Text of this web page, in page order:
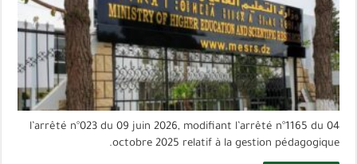
l’arrêté n°023 du 09 juin 2026, modifiant l’arrêté n°1165 du 04
octobre 2025 relatif à la gestion pédagogique.